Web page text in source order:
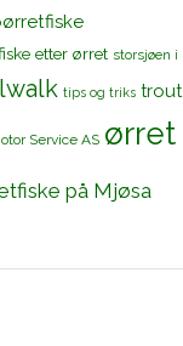
etter ørret storsjøen i
tips og triks trout
Service AS ørret
på Mjøsa